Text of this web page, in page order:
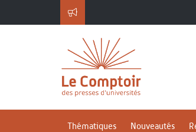
Thématiques Nouveautés